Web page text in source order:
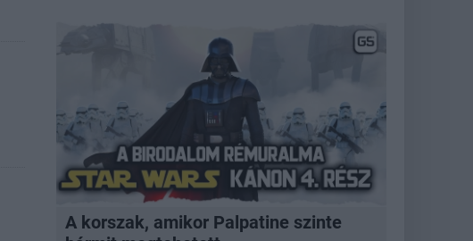
A korszak, amikor Palpatine szinte